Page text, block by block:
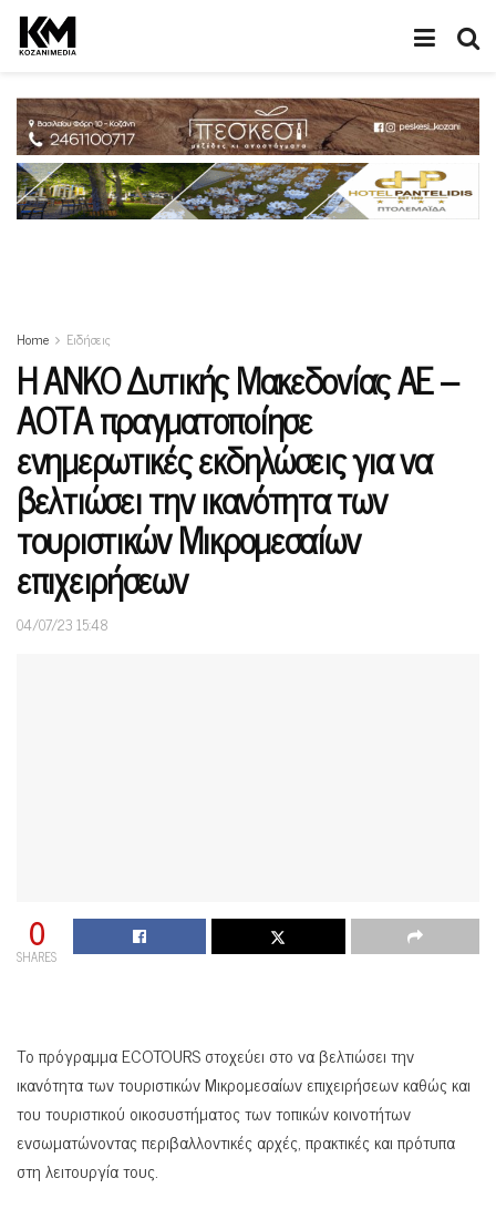
Home Ειδήσεις
Η ΑΝΚΟ Δυτικής Μακεδονίας ΑΕ –
ΑΟΤΑ πραγματοποίησε
ενημερωτικές εκδηλώσεις για να
βελτιώσει την ικανότητα των
τουριστικών Μικρομεσαίων
επιχειρήσεων
04/07/23 15:48
0
SHARES
Το πρόγραμμα ECOTOURS στοχεύει στο να βελτιώσει την
ικανότητα των τουριστικών Μικρομεσαίων επιχειρήσεων καθώς και
του τουριστικού οικοσυστήματος των τοπικών κοινοτήτων
ενσωματώνοντας περιβαλλοντικές αρχές, πρακτικές και πρότυπα
στη λειτουργία τους.